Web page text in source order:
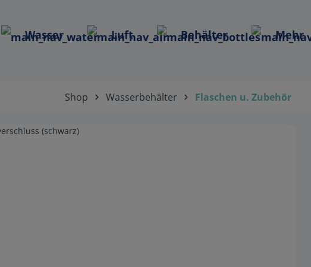
Wasser Luft Behälter Mehr
Shop Wasserbehälter Flaschen u. Zubehör